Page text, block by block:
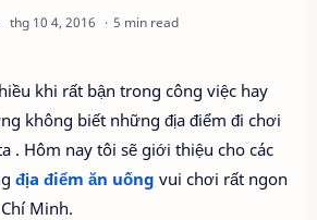
5 min read
khi rất bận trong công việc hay
không biết những địa điểm đi chơi
. Hôm nay tôi sẽ giới thiệu cho các
địa điểm ăn uống vui chơi rất ngon
Minh.